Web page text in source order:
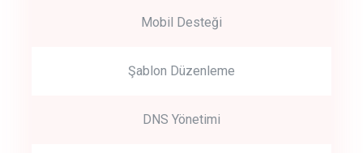
Mobil Desteği
Şablon Düzenleme
DNS Yönetimi